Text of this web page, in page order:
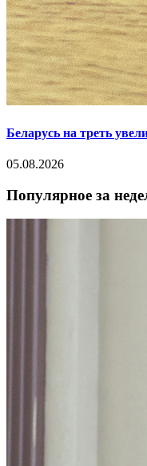
Беларусь на треть
05.08.2026
Популярное за